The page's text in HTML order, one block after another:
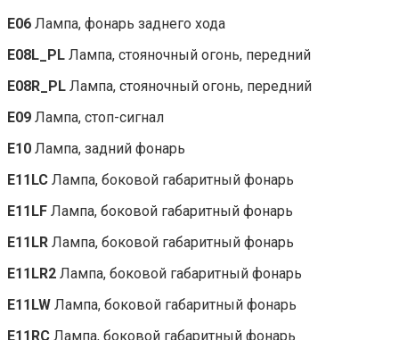
E06 Лампа, фонарь заднего хода
E08L_PL Лампа, стояночный огонь, передний
E08R_PL Лампа, стояночный огонь, передний
E09 Лампа, стоп-сигнал
E10 Лампа, задний фонарь
E11LC Лампа, боковой габаритный фонарь
E11LF Лампа, боковой габаритный фонарь
E11LR Лампа, боковой габаритный фонарь
E11LR2 Лампа, боковой габаритный фонарь
E11LW Лампа, боковой габаритный фонарь
E11RC Лампа, боковой габаритный фонарь